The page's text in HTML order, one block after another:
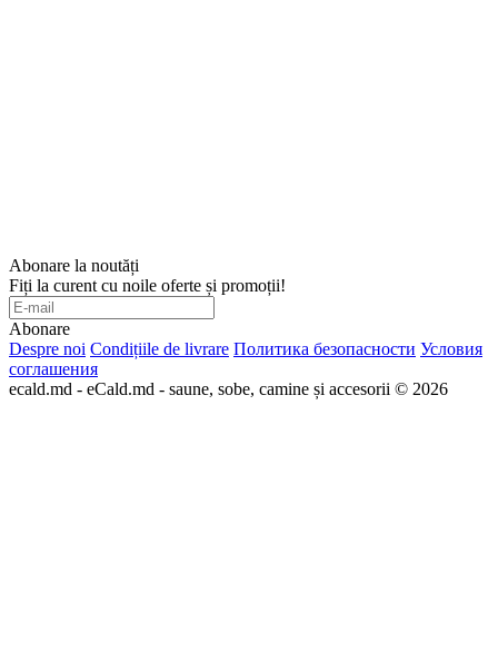
Abonare la noutăți
Fiți la curent cu noile oferte și promoții!
Abonare
Despre noi Condițiile de livrare Политика безопасности Условия
соглашения
ecald.md - eCald.md - saune, sobe, camine și accesorii © 2026